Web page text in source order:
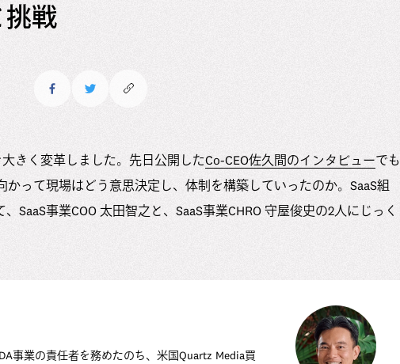
戦
きく変革しました。先日公開したCo-CEO佐久間のインタビューでも
かって現場はどう意思決定し、体制を構築していったのか。SaaS組
SaaS事業COO 太田智之と、SaaS事業CHRO 守屋俊史の2人にじっく
事業の責任者を務めたのち、米国Quartz Media買